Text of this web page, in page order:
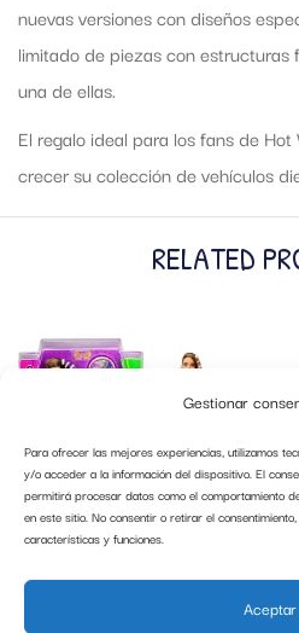
Gestionar
Para ofrecer las mejores experiencias, utilizamos
y/o acceder a la información del dispositivo. El
permitirá procesar datos como el comportamiento
en este sitio. No consentir o retirar el
características y funciones.
Aceptar
nuevas versiones con diseños
limitado de piezas con
una de ellas.
El regalo ideal para los fans de
crecer su colección de vehículos
RELATED
MATTEL GYJ78